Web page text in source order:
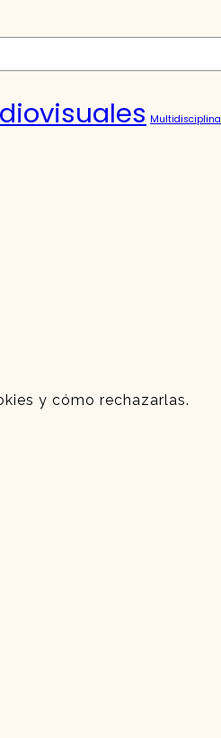
Multidisciplina
y cómo rechazarlas.